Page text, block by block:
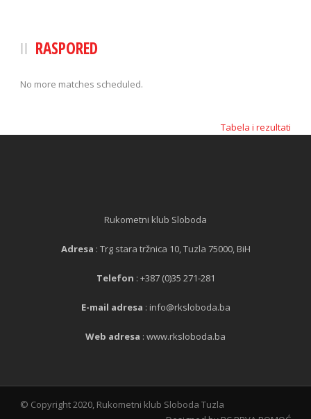
RASPORED
No more matches scheduled.
Tabela i rezultati
Rukometni klub Sloboda
Adresa : Trg stara tržnica 10, Tuzla 75000, BiH
Telefon : +387 (0)35 271-281
E-mail adresa : info@rksloboda.ba
Web adresa : www.rksloboda.ba
© Copyright 2020, Rukometni klub Sloboda Tuzla